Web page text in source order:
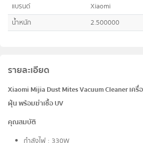
แบรนด์
Xiaomi
น้ำหนัก
2.500000
รายละเอียด
Xiaomi Mijia Dust Mites Vacuum Cleaner เค
ฝุ่น พร้อมฆ่าเชื้อ UV
คุณสมบัติ